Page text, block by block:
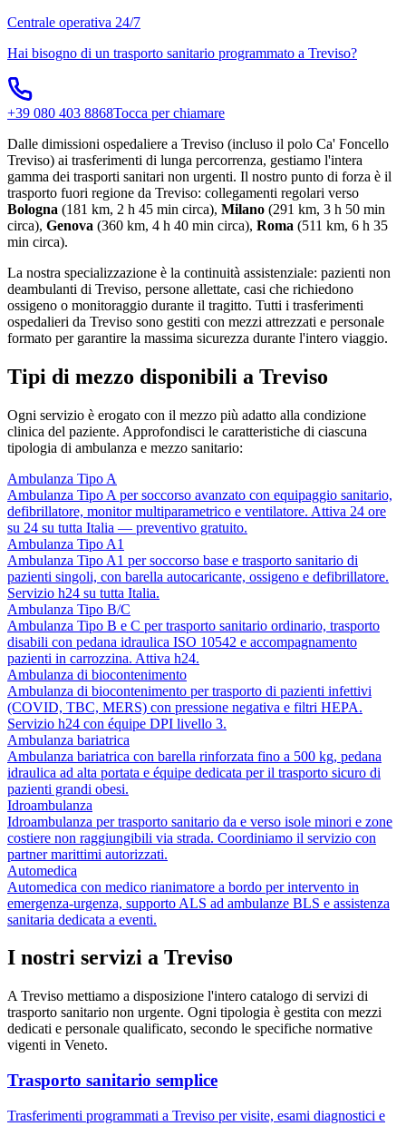
Centrale operativa 24/7
Hai bisogno di un trasporto sanitario programmato a Treviso?
+39 080 403 8868Tocca per chiamare
Dalle dimissioni ospedaliere a Treviso (incluso il polo Ca' Foncello
Treviso) ai trasferimenti di lunga percorrenza, gestiamo l'intera
gamma dei trasporti sanitari non urgenti. Il nostro punto di forza è il
trasporto fuori regione da Treviso: collegamenti regolari verso
Bologna (181 km, 2 h 45 min circa), Milano (291 km, 3 h 50 min
circa), Genova (360 km, 4 h 40 min circa), Roma (511 km, 6 h 35
min circa).
La nostra specializzazione è la continuità assistenziale: pazienti non
deambulanti di Treviso, persone allettate, casi che richiedono
ossigeno o monitoraggio durante il tragitto. Tutti i trasferimenti
ospedalieri da Treviso sono gestiti con mezzi attrezzati e personale
formato per garantire la massima sicurezza durante l'intero viaggio.
Tipi di mezzo disponibili a Treviso
Ogni servizio è erogato con il mezzo più adatto alla condizione
clinica del paziente. Approfondisci le caratteristiche di ciascuna
tipologia di ambulanza e mezzo sanitario:
Ambulanza Tipo A
Ambulanza Tipo A per soccorso avanzato con equipaggio sanitario,
defibrillatore, monitor multiparametrico e ventilatore. Attiva 24 ore
su 24 su tutta Italia — preventivo gratuito.
Ambulanza Tipo A1
Ambulanza Tipo A1 per soccorso base e trasporto sanitario di
pazienti singoli, con barella autocaricante, ossigeno e defibrillatore.
Servizio h24 su tutta Italia.
Ambulanza Tipo B/C
Ambulanza Tipo B e C per trasporto sanitario ordinario, trasporto
disabili con pedana idraulica ISO 10542 e accompagnamento
pazienti in carrozzina. Attiva h24.
Ambulanza di biocontenimento
Ambulanza di biocontenimento per trasporto di pazienti infettivi
(COVID, TBC, MERS) con pressione negativa e filtri HEPA.
Servizio h24 con équipe DPI livello 3.
Ambulanza bariatrica
Ambulanza bariatrica con barella rinforzata fino a 500 kg, pedana
idraulica ad alta portata e équipe dedicata per il trasporto sicuro di
pazienti grandi obesi.
Idroambulanza
Idroambulanza per trasporto sanitario da e verso isole minori e zone
costiere non raggiungibili via strada. Coordiniamo il servizio con
partner marittimi autorizzati.
Automedica
Automedica con medico rianimatore a bordo per intervento in
emergenza-urgenza, supporto ALS ad ambulanze BLS e assistenza
sanitaria dedicata a eventi.
I nostri servizi a Treviso
A Treviso mettiamo a disposizione l'intero catalogo di servizi di
trasporto sanitario non urgente. Ogni tipologia è gestita con mezzi
dedicati e personale qualificato, secondo le specifiche normative
vigenti in Veneto.
Trasporto sanitario semplice
Trasferimenti programmati a Treviso per visite, esami diagnostici e